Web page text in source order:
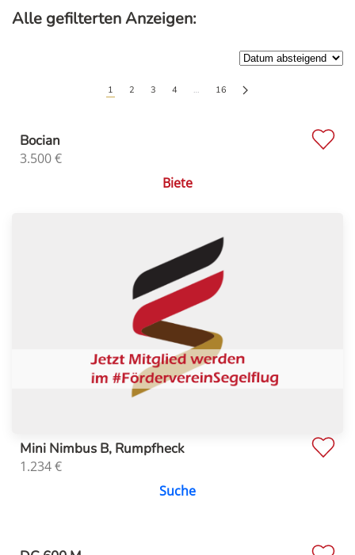
Alle gefilterten Anzeigen:
1 2 3 4 … 16
Bocian
3.500€
Biete
Mini Nimbus B, Rumpfheck
1.234€
Suche